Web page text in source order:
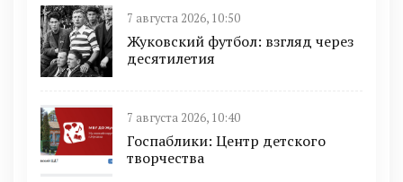
7 августа 2026, 10:50
Жуковский футбол: взгляд через
десятилетия
7 августа 2026, 10:40
Госпаблики: Центр детского
творчества